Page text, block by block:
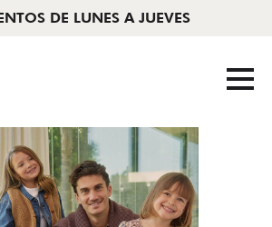
DE LUNES A JUEVES
CERRADO |